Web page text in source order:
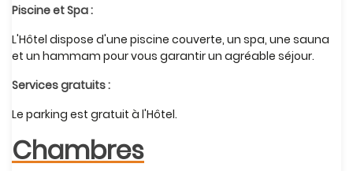
Piscine et Spa :
L'Hôtel dispose d'une piscine couverte, un spa, une sauna
et un hammam pour vous garantir un agréable séjour.
Services gratuits :
Le parking est gratuit à l'Hôtel.
Chambres